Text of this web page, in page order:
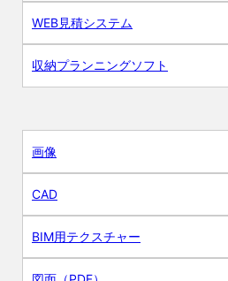
WEB見積システム
収納プランニングソフト
画像
CAD
BIM用テクスチャー